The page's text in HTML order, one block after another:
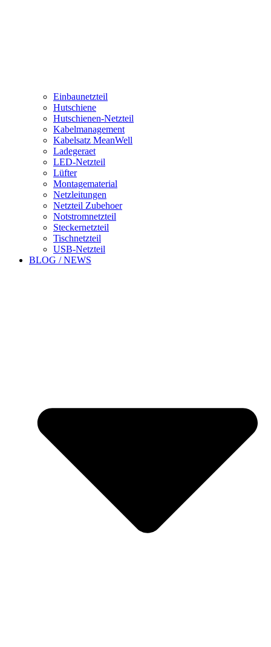
Einbaunetzteil
Hutschiene
Hutschienen-Netzteil
Kabelmanagement
Kabelsatz MeanWell
Ladegeraet
LED-Netzteil
Lüfter
Montagematerial
Netzleitungen
Netzteil Zubehoer
Notstromnetzteil
Steckernetzteil
Tischnetzteil
USB-Netzteil
BLOG / NEWS